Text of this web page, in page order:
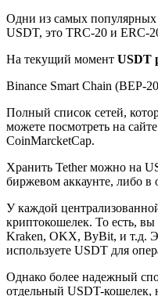
Одни из самых популярных
USDT, это TRC-20 и ERC-
На текущий момент USDT
Binance Smart Chain (BEP-
Полный список сетей,
можете посмотреть на
CoinMarcketCap.
Хранить Tether можно на
биржевом аккаунте, либо в
У каждой
криптокошелек. То есть,
Kraken, OKX, ByBit, и т.д.
используете USDT для
Однако более надежный
отдельный USDT-кошелек,